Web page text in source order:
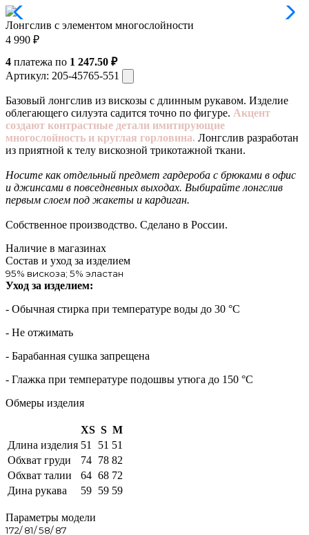
Лонгслив с элементом многослойности
4 990 ₽
4 платежа по 1 247.50 ₽
Артикул: 205-45765-551
Базовый лонгслив из вискозы с длинным рукавом. Изделие
облегающего силуэта садится точно по фигуре. Акцент
создают контрастные детали имитирующие
многослойность и круглая горловина. Лонгслив разработан
из приятной к телу вискозной трикотажной ткани.
Носите как отдельный предмет гардероба с брюками в офис
и джинсами в повседневных выходах. Выбирайте лонгслив
первым слоем под жакеты и кардиган.
Собственное производство. Сделано в России.
Наличие в магазинах
Состав и уход за изделием
95% вискоза; 5% эластан
Уход за изделием:
- Обычная стирка при температуре воды до 30 °C
- Не отжимать
- Барабанная сушка запрещена
- Глажка при температуре подошвы утюга до 150 °C
Обмеры изделия
XS S M
Длина изделия 51 51 51
Обхват груди
74 78 82
Обхват талии
64 68 72
Дина рукава
59 59 59
Параметры модели
172/ 81/ 58/ 87